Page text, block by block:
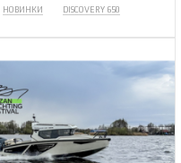
НОВИНКИ
DISCOVERY 650